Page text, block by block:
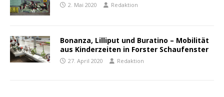
2. Mai 2020 Redaktion
Bonanza, Lilliput und Buratino – Mobilität
aus Kinderzeiten in Forster Schaufenster
27. April 2020 Redaktion